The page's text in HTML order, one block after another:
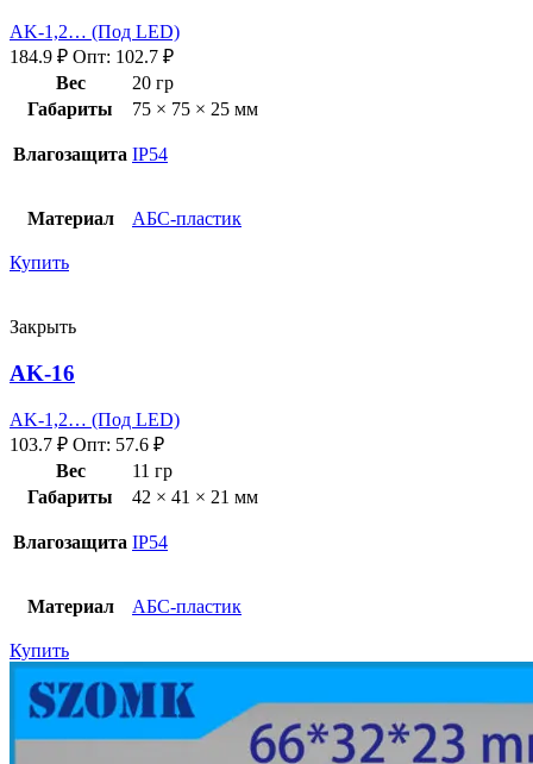
AK-1,2… (Под LED)
184.9 ₽ Опт: 102.7 ₽
Вес
20 гр
Габариты
75 × 75 × 25 мм
Влагозащита IP54
Материал АБС-пластик
Купить
Закрыть
AK-16
AK-1,2… (Под LED)
103.7 ₽ Опт: 57.6 ₽
Вес
11 гр
Габариты
42 × 41 × 21 мм
Влагозащита IP54
Материал АБС-пластик
Купить